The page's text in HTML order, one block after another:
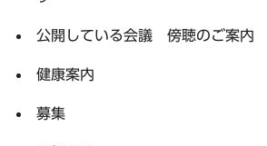
公開している会議 傍聴のご案内
健康案内
募集